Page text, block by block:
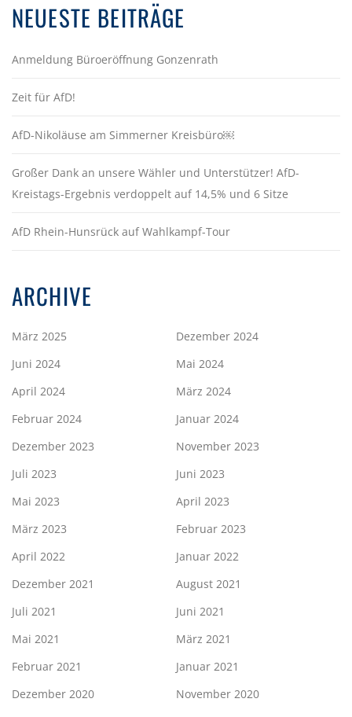
NEUESTE BEITRÄGE
Anmeldung Büroeröffnung Gonzenrath
Zeit für AfD!
AfD-Nikoläuse am Simmerner Kreisbüro￼
Großer Dank an unsere Wähler und Unterstützer! AfD-
Kreistags-Ergebnis verdoppelt auf 14,5% und 6 Sitze
AfD Rhein-Hunsrück auf Wahlkampf-Tour
ARCHIVE
März 2025
Dezember 2024
Juni 2024
Mai 2024
April 2024
März 2024
Februar 2024
Januar 2024
Dezember 2023
November 2023
Juli 2023
Juni 2023
Mai 2023
April 2023
März 2023
Februar 2023
April 2022
Januar 2022
Dezember 2021
August 2021
Juli 2021
Juni 2021
Mai 2021
März 2021
Februar 2021
Januar 2021
Dezember 2020
November 2020